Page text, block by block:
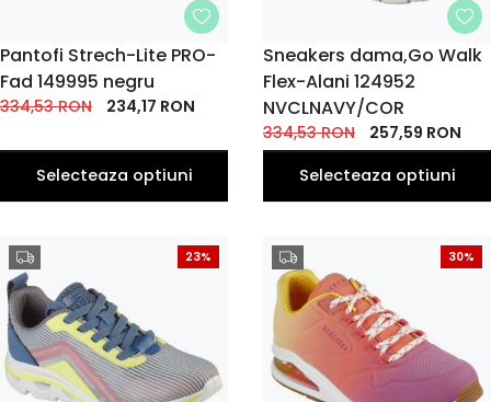
MARIME
35
EU
36
EU
37
EU
38
EU
40 41
Pantofi Strech-Lite PRO-
Fad 149995 negru
334,53RON 234,17 RON
Selecteaza optiuni
MARIME
35
EU
36
EU
37
EU
40
EU
41
EU
Sneakers dama,Go Walk
Flex-Alani 124952
NVCLNAVY/COR
334,53RON 257,59 RON
Selecteaza optiuni
23% 30%